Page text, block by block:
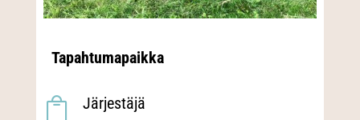
Tapahtumapaikka
 Järjestäjä